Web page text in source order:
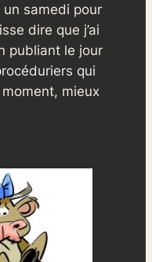
samedi pour
dire que j’ai
publiant le jour
qui
mieux